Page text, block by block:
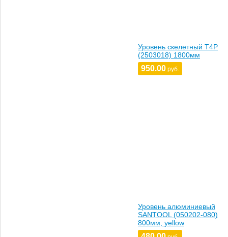
Уровень скелетный T4P
(2503018) 1800мм
950.00 руб.
Уровень алюминиевый
SANTOOL (050202-080)
800мм, yellow